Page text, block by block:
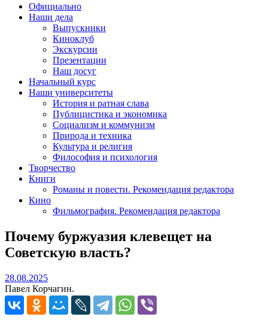
Официально
Наши дела
Выпускники
Киноклуб
Экскурсии
Презентации
Наш досуг
Начальный курс
Наши университеты
История и ратная слава
Публицистика и экономика
Социализм и коммунизм
Природа и техника
Культура и религия
Философия и психология
Творчество
Книги
Романы и повести. Рекомендация редактора
Кино
Фильмография. Рекомендация редактора
Почему буржуазия клевещет на
Советскую власть?
28.08.202528.08.2025
Павел Корчагин.